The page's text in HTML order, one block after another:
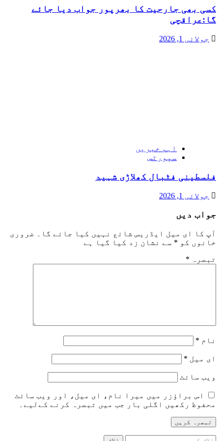
کسی بھی جارحیت کا بھرپور جواب دیا جائے
گا:عراقچی
جولائی 1, 2026
اہم خبریں
سپورٹس
فلسطینی فٹبال کھلاڑی شہید
جولائی 1, 2026
جواب دیں
آپ کا ای میل ایڈریس شائع نہیں کیا جائے گا۔
ضروری
خانوں کو * سے نشان زد کیا گیا ہے
تبصرہ *
نام *
ای میل *
ویب‌ سائٹ
اس براؤزر میں میرا نام، ای میل، اور ویب سائٹ
محفوظ رکھیں اگلی بار جب میں تبصرہ کرنے کےلیے۔
تلاش